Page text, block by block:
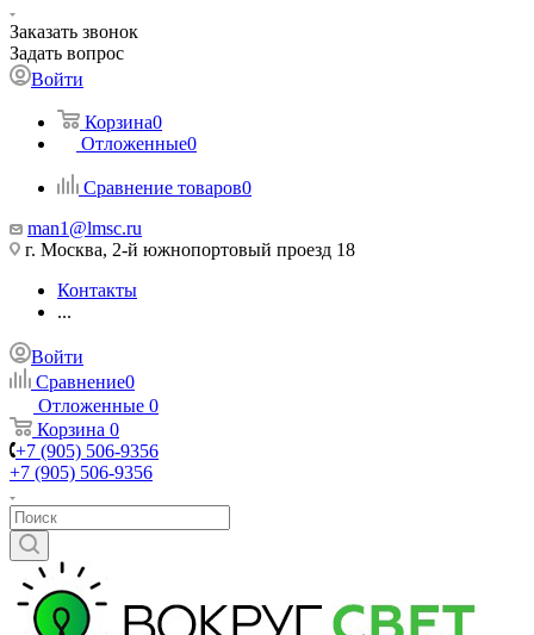
Заказать звонок
Задать вопрос
Войти
Корзина0
Отложенные0
Сравнение товаров0
man1@lmsc.ru
г. Москва, 2-й южнопортовый проезд 18
Контакты
...
Войти
Сравнение0
Отложенные 0
Корзина 0
+7 (905) 506-9356
+7 (905) 506-9356